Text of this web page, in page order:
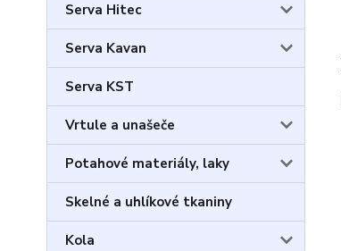
Serva Hitec
Serva Kavan
Serva KST
Vrtule a unašeče
Potahové materiály, laky
Skelné a uhlíkové tkaniny
Kola